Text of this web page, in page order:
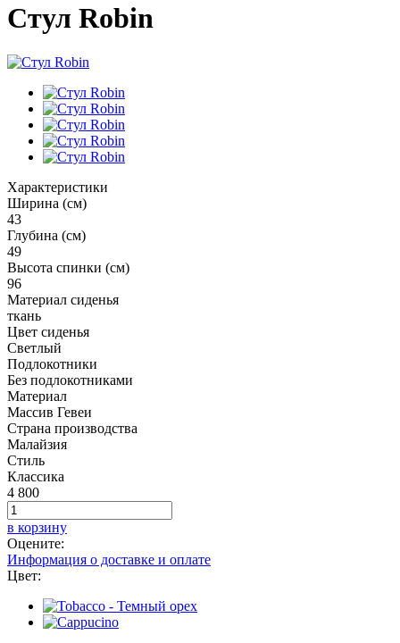
Стул Robin
Характеристики
Ширина (см)
43
Глубина (см)
49
Высота спинки (см)
96
Материал сиденья
ткань
Цвет сиденья
Светлый
Подлокотники
Без подлокотниками
Материал
Массив Гевеи
Страна производства
Малайзия
Стиль
Классика
4 800
в корзину
Оцените:
Информация о доставке и оплате
Цвет: